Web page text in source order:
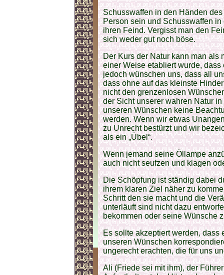
Schusswaffen in den Händen
Person sein und Schusswaffen
ihren Feind. Vergisst man den
sich weder gut noch böse.
Der Kurs der Natur kann man als
einer Weise etabliert wurde,
jedoch wünschen uns, dass all
dass ohne auf das kleinste
nicht den grenzenlosen
der Sicht unserer wahren Natur
unseren Wünschen keine
werden. Wenn wir etwas
zu Unrecht bestürzt und wir
als ein „Übel“.
Wenn jemand seine Öllampe
auch nicht seufzen und klagen
Die Schöpfung ist ständig dabei
ihrem klaren Ziel näher zu
Schritt den sie macht und die
unterläuft sind nicht dazu
bekommen oder seine Wünsche
Es sollte akzeptiert werden, dass
unseren Wünschen
ungerecht erachten, die für uns
Ali (Friede sei mit ihm), der